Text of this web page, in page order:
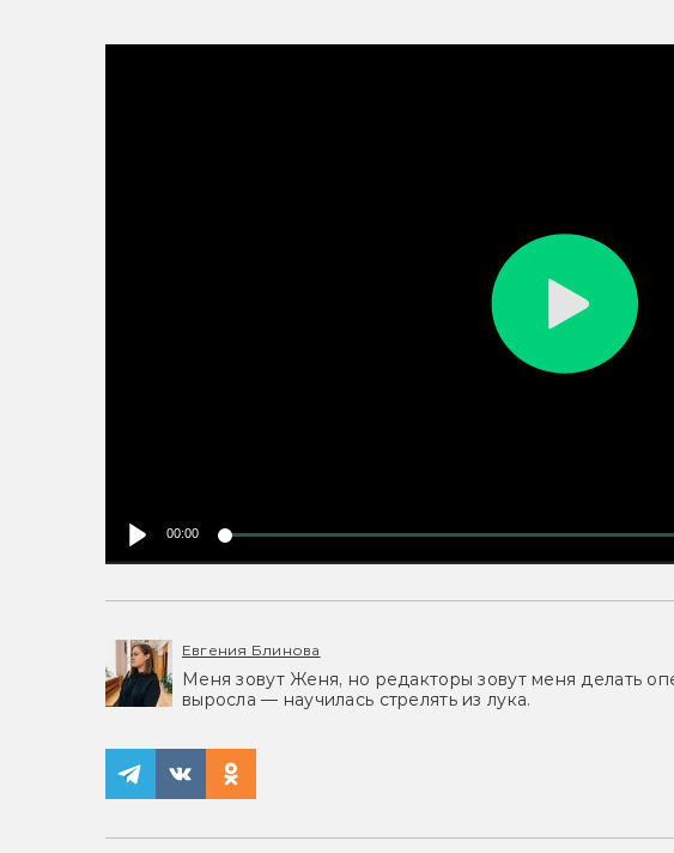
00:00
Евгения Блинова
Меня зовут Женя, но редакторы зовут меня делать
выросла — научилась стрелять из лука.